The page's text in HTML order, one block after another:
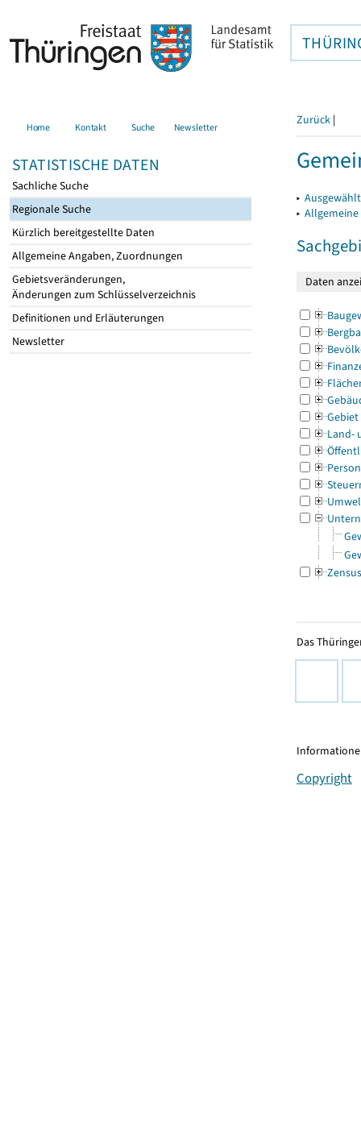
Home Kontakt Suche Newsletter
STATISTISCHE DATEN
Sachliche Suche
Regionale Suche
Kürzlich bereitgestellte Daten
Allgemeine Angaben, Zuordnungen
Gebietsveränderungen,
Änderungen zum Schlüsselverzeichnis
Definitionen und Erläuterungen
Newsletter
Zurück |
▸
▸
Gebiet
Land-
Zensus
Das
Copyright